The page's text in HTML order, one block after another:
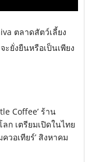
ตลาดสัตว์เลี้ยง
ยั่งยืนหรือเป็นเพียง
Coffee’ ร้าน
ก เตรียมเปิดในไทย
วอเทียร์’ สิงหาคม